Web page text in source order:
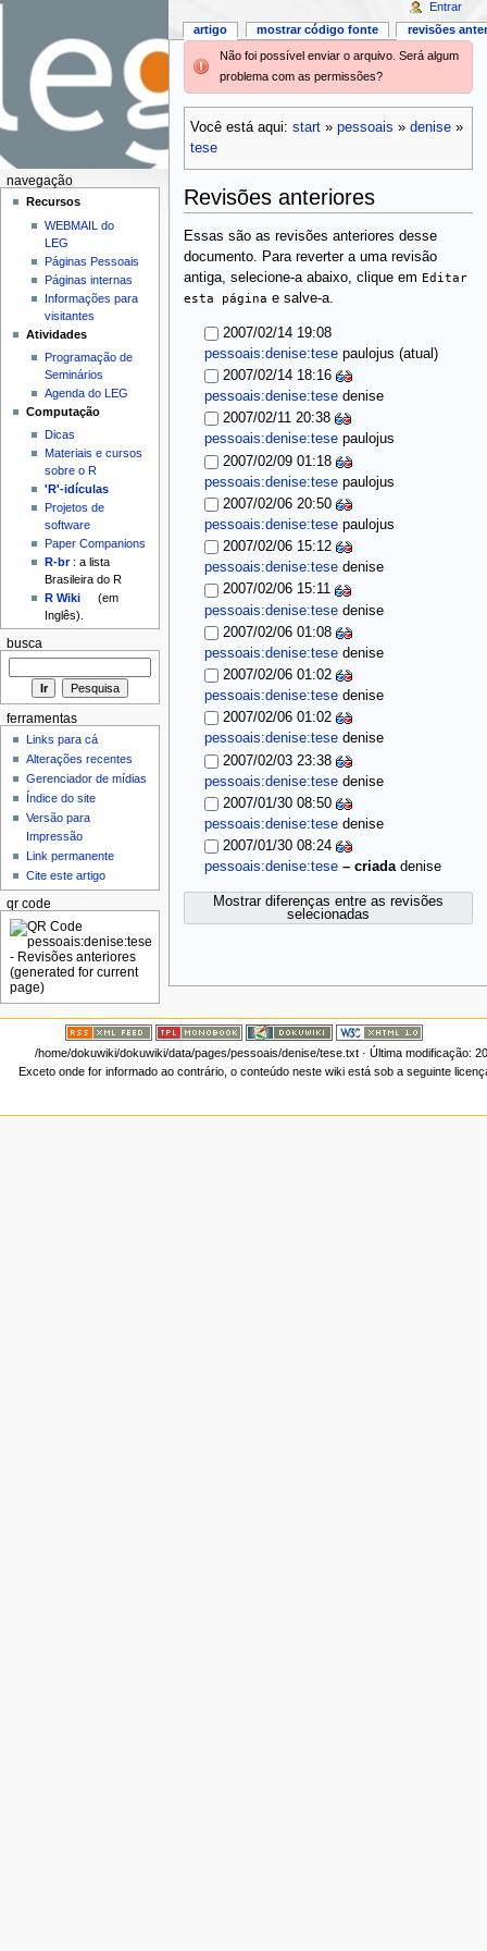
Não foi possível enviar o arquivo. Será algum
problema com as permissões?
Você está aqui: start» pessoais » denise»
tese
Revisões anteriores
Essas são as revisões anteriores desse
documento. Para reverter a uma revisão
antiga, selecione-a abaixo, clique em Editar
esta página e salve-a.
2007/02/14 19:08
pessoais:denise:tese paulojus (atual)
2007/02/14 18:16
pessoais:denise:tese denise
2007/02/11 20:38
pessoais:denise:tese paulojus
2007/02/09 01:18
pessoais:denise:tese paulojus
2007/02/06 20:50
pessoais:denise:tese paulojus
2007/02/06 15:12
pessoais:denise:tese denise
2007/02/06 15:11
pessoais:denise:tese denise
2007/02/06 01:08
pessoais:denise:tese denise
2007/02/06 01:02
pessoais:denise:tese denise
2007/02/06 01:02
pessoais:denise:tese denise
2007/02/03 23:38
pessoais:denise:tese denise
2007/01/30 08:50
pessoais:denise:tese denise
2007/01/30 08:24
pessoais:denise:tese – criada denise
Mostrar diferenças entre as revisões
selecionadas
artigo mostrar código fonte revisões
Entrar
navegação
Recursos
WEBMAIL do
LEG
Páginas Pessoais
Páginas internas
Informações para
visitantes
Atividades
Programação de
Seminários
Agenda do LEG
Computação
Dicas
Materiais e cursos
sobre o R
'R'-idículas
Projetos de
software
Paper Companions
R-br: a lista
Brasileira do R
R Wiki
(em
Inglês).
busca
ferramentas
Links para cá
Alterações recentes
Gerenciador de mídias
Índice do site
Versão para
Impressão
Link permanente
Cite este artigo
qr code
/home/dokuwiki/dokuwiki/data/pages/pessoais/denise/tese.txt· Última modificação:
Exceto onde for informado ao contrário, o conteúdo neste wiki está sob a seguinte